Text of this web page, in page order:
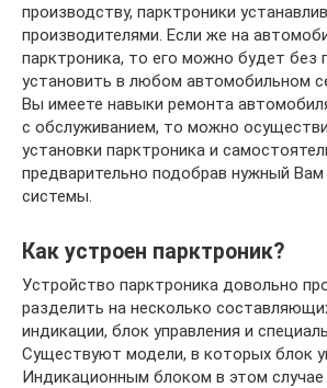
производству, парктроники
производителями. Если же на
парктроника, то его можно будет без
установить в любом автомобильном
Вы имеете навыки ремонта
с обслуживанием, то можно
установки парктроника и
предварительно подобрав нужный
системы.
Как устроен парктроник?
Устройство парктроника довольно
разделить на несколько
индикации, блок управления и
Существуют модели, в которых блок
Индикационным блоком в этом